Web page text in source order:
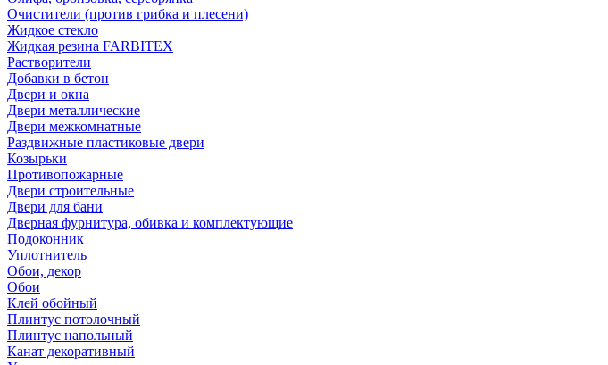
Очистители (против грибка и плесени)
Жидкое стекло
Жидкая резина FARBITEX
Растворители
Добавки в бетон
Двери и окна
Двери металлические
Двери межкомнатные
Раздвижные пластиковые двери
Козырьки
Противопожарные
Двери строительные
Двери для бани
Дверная фурнитура, обивка и комплектующие
Подоконник
Уплотнитель
Обои, декор
Обои
Клей обойный
Плинтус потолочный
Плинтус напольный
Канат декоративный